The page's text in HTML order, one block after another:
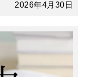
2026年4月30日